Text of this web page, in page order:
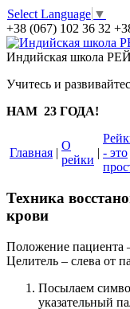
Select Language ▼
+38 (067) 102 36 32
Индийская школа
Учитесь и
НАМ 23 ГОДА!
Главная |
О
рейки
| - это
Техника
крови
Положение пациента
Целитель – слева от
Посылаем
указательный